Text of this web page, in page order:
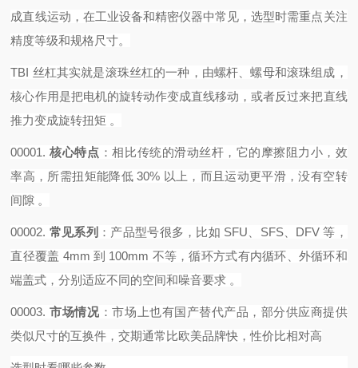
成直线运动，在工业设备和精密仪器中常见，选型时需重点关注
精度等级和规格尺寸。
TBI 丝杠其实就是滚珠丝杠的一种，由螺杆、螺母和滚珠组成，
核心作用是把电机的旋转动作变成直线移动，或者反过来把直线
推力变成旋转扭矩 。‌‌‌
00001. 核心特点 ‌：相比传统的滑动丝杆，它的摩擦阻力小，效
率高，所需扭矩能降低 30% 以上，而且运动更平滑，没有空转
间隙 。
00002. 常见系列 ‌：产品型号很多，比如 SFU、SFS、DFV 等，
直径覆盖 4mm 到 100mm 不等，循环方式有内循环、外循环和
端盖式，分别适应不同的空间和噪音要求 。
00003. 市场情况 ‌：市场上也有国产替代产品，部分供应商提供
类似尺寸的互换件，交期通常比欧美品牌快，性价比相对高